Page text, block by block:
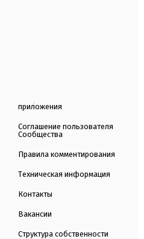
приложения
Соглашение пользователя
Сообщества
Правила комментирования
Техническая информация
Контакты
Вакансии
Структура собственности